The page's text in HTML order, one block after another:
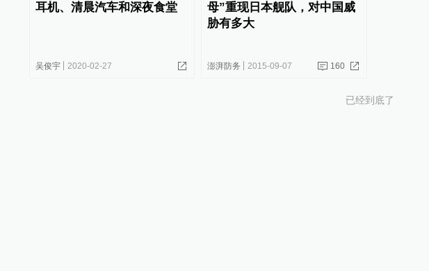
耳机、清晨汽车和深夜食堂
吴俊宇 2020-02-27
母”重现日本舰队，对中国威
胁有多大
澎湃防务 2015-09-07 160
已经到底了